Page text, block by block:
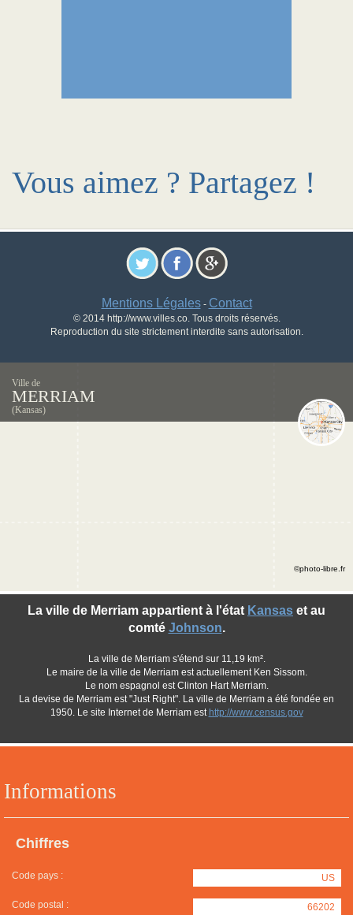
Vous aimez ? Partagez !
Mentions Légales- Contact
© 2014 http://www.villes.co. Tous droits réservés.
Reproduction du site strictement interdite sans autorisation.
Ville de
MERRIAM
(Kansas)
Informations
Chiffres
Code pays : US
Code postal : 66202
La ville de Merriam appartient à l'état Kansas et au
comté Johnson.
La ville de Merriam s'étend sur 11,19 km².
Le maire de la ville de Merriam est actuellement Ken Sissom.
Le nom espagnol est Clinton Hart Merriam.
La devise de Merriam est "Just Right". La ville de Merriam a été fondée en
1950. Le site Internet de Merriam est http://www.census.gov
©photo-libre.fr